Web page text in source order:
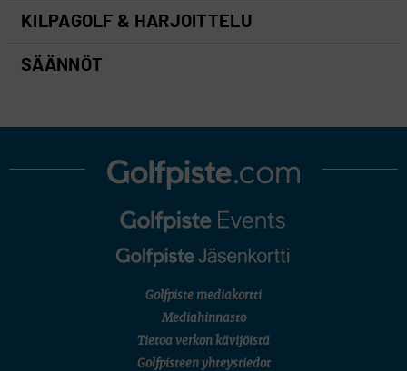
KILPAGOLF & HARJOITTELU
SÄÄNNÖT
Golfpiste mediakortti
Mediahinnasto
Tietoa verkon kävijöistä
Golfpisteen yhteystiedot